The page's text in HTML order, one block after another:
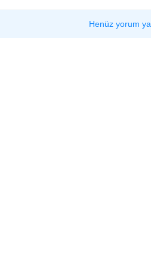
Henüz yorum